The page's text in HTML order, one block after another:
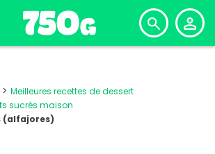
Meilleures recettes de dessert
sucrés maison
(alfajores)